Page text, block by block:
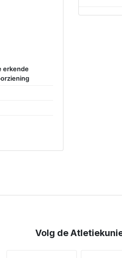
erkende
Volg de